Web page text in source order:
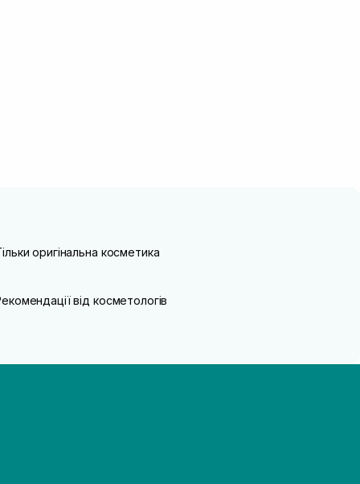
оригінальна косметика
від косметологів